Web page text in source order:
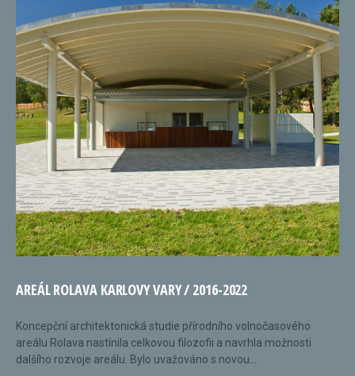
AREÁL ROLAVA KARLOVY VARY / 2016-2022
Koncepční architektonická studie přírodního volnočasového
areálu Rolava nastínila celkovou filozofii a navrhla možnosti
dalšího rozvoje areálu. Bylo uvažováno s novou...